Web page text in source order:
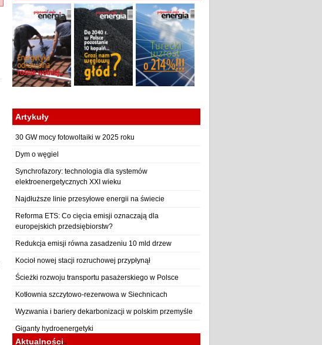
Artykuły
30 GW mocy fotowoltaiki w 2025 roku
Dym o węgiel
Synchrofazory: technologia dla systemów
elektroenergetycznych XXI wieku
Najdłuższe linie przesyłowe energii na świecie
Reforma ETS: Co cięcia emisji oznaczają dla
europejskich przedsiębiorstw?
Redukcja emisji równa zasadzeniu 10 mld drzew
Kocioł nowej stacji rozruchowej przypłynął
Ścieżki rozwoju transportu pasażerskiego w Polsce
Kotłownia szczytowo-rezerwowa w Siechnicach
Wyzwania i bariery dekarbonizacji w polskim przemyśle
Giganty hydroenergetyki
Aktualności